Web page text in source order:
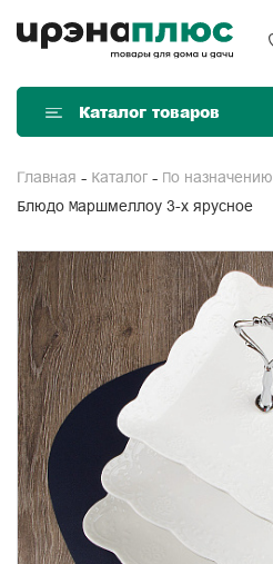
Каталог товаров
Главная Каталог По назначению
Блюдо Маршмеллоу 3-х ярусное